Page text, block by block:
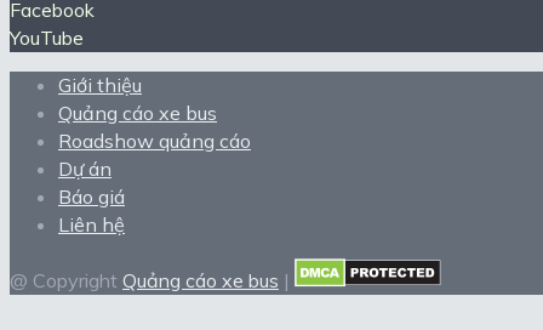
Facebook
YouTube
Giới thiệu
Quảng cáo xe bus
Roadshow quảng cáo
Dự án
Báo giá
Liên hệ
@ Copyright Quảng cáo xe bus |